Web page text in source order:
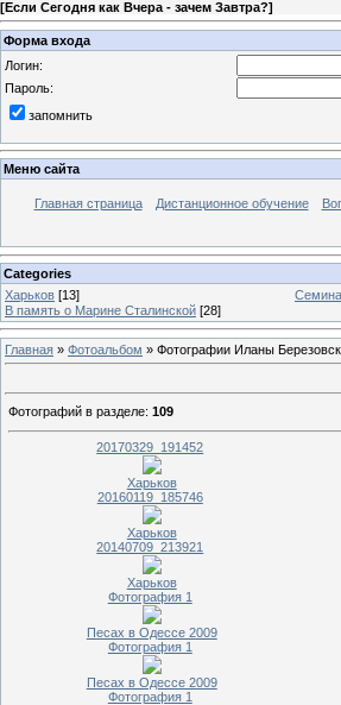
[Если Сегодня как Вчера - зачем Завтра?]
Форма входа
Логин:
Пароль:
запомнить
Меню сайта
Главная страница Дистанционное обучение
Categories
Харьков [13]
В память о Марине Сталинской [28]
Главная » Фотоальбом » Фотографии Иланы
Фотографий в разделе: 109
20170329_191452
Харьков
20160119_185746
Харьков
20140709_213921
Харьков
Фотография 1
Песах в Одессе 2009
Фотография 1
Песах в Одессе 2009
Фотография 1